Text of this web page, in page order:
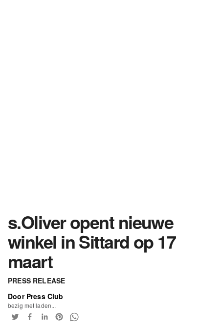
s.Oliver opent nieuwe
winkel in Sittard op 17
maart
PRESS RELEASE
Door Press Club
bezig met laden...